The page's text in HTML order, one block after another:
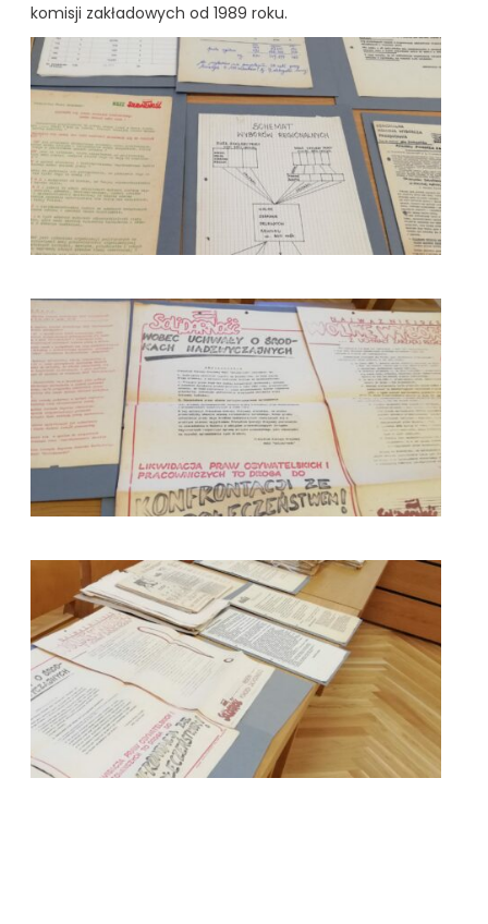
komisji zakładowych od 1989 roku.
kliknięcie spowoduje powiększenie zdjęcia w galerii
kliknięcie spowoduje powiększenie zdjęcia w galerii
kliknięcie spowoduje powiększenie zdjęcia w galerii